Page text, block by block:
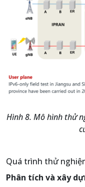
Hình 8. Mô hình thử
Quá trình thử
Phân tích và xây